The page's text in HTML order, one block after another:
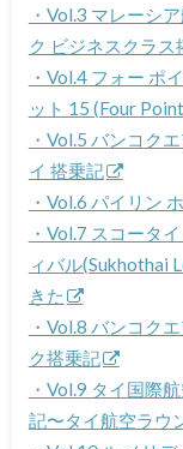
・Vol.3 マレーシ
ク ビジネスクラス
・Vol.4 フォー ポ
ット 15 (Four
・Vol.5 バンコク
イ 搭乗記
・Vol.6 パイリン
・Vol.7 スコータ
ィバル(Sukhothai
きた
・Vol.8 バンコク
ク搭乗記
・Vol.9 タイ国際
記〜タイ航空ラウ